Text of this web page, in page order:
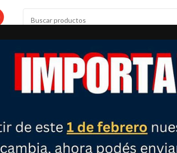
Calculadora De Envíos